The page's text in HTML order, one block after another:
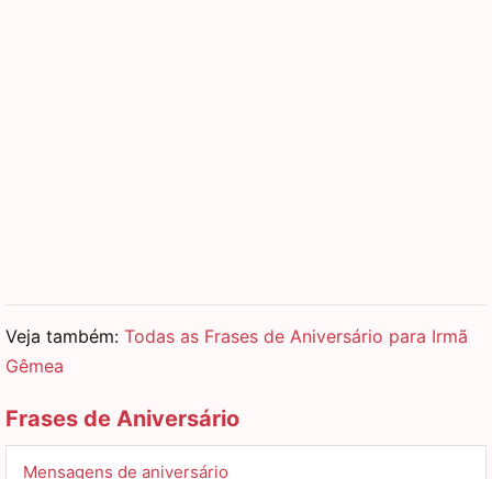
Veja também: Todas as Frases de Aniversário para Irmã
Gêmea
Frases de Aniversário
Mensagens de aniversário